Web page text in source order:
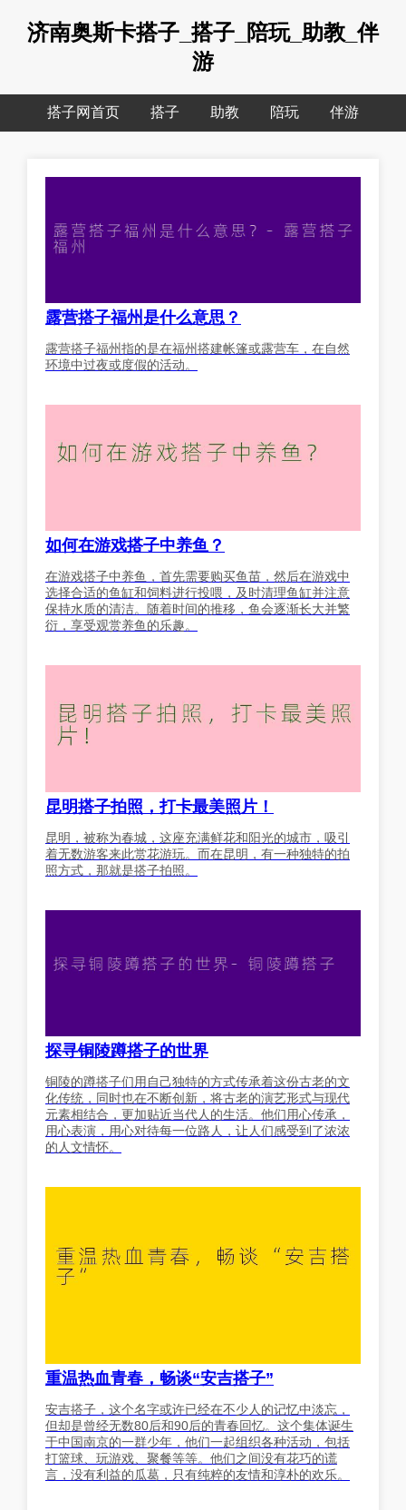
济南奥斯卡搭子_搭子_陪玩_助教_伴
游
搭子网首页 搭子 助教 陪玩 伴游
露营搭子福州是什么意思？
露营搭子福州指的是在福州搭建帐篷或露营车，在自然
环境中过夜或度假的活动。
如何在游戏搭子中养鱼？
在游戏搭子中养鱼，首先需要购买鱼苗，然后在游戏中
选择合适的鱼缸和饲料进行投喂，及时清理鱼缸并注意
保持水质的清洁。随着时间的推移，鱼会逐渐长大并繁
衍，享受观赏养鱼的乐趣。
昆明搭子拍照，打卡最美照片！
昆明，被称为春城，这座充满鲜花和阳光的城市，吸引
着无数游客来此赏花游玩。而在昆明，有一种独特的拍
照方式，那就是搭子拍照。
探寻铜陵蹲搭子的世界
铜陵的蹲搭子们用自己独特的方式传承着这份古老的文
化传统，同时也在不断创新，将古老的演艺形式与现代
元素相结合，更加贴近当代人的生活。他们用心传承，
用心表演，用心对待每一位路人，让人们感受到了浓浓
的人文情怀。
重温热血青春，畅谈“安吉搭子”
安吉搭子，这个名字或许已经在不少人的记忆中淡忘，
但却是曾经无数80后和90后的青春回忆。这个集体诞生
于中国南京的一群少年，他们一起组织各种活动，包括
打篮球、玩游戏、聚餐等等。他们之间没有花巧的谎
言，没有利益的瓜葛，只有纯粹的友情和淳朴的欢乐。